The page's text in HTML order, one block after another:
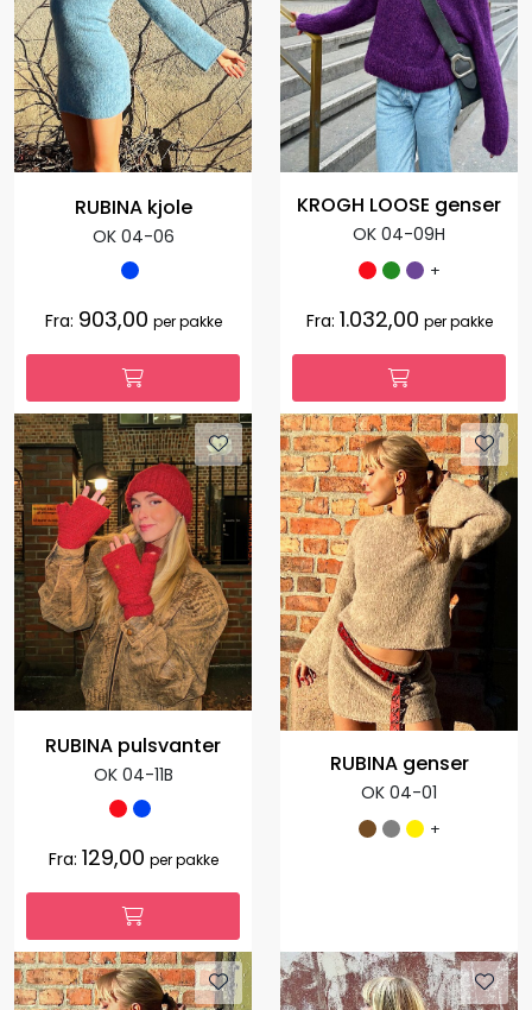
RUBINA kjole
OK 04-06
Fra: 903,00 per pakke
KROGH LOOSE genser
OK 04-09H
+
Fra: 1.032,00 per pakke
RUBINA pulsvanter
OK 04-11B
Fra: 129,00 per pakke
RUBINA genser
OK 04-01
+